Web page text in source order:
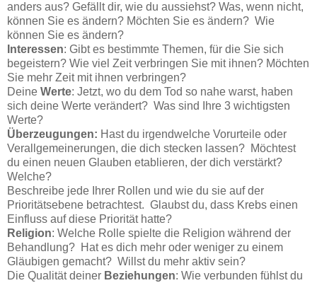
anders aus? Gefällt dir, wie du aussiehst? Was, wenn nicht,
können Sie es ändern? Möchten Sie es ändern? Wie
können Sie es ändern?
Interessen: Gibt es bestimmte Themen, für die Sie sich
begeistern? Wie viel Zeit verbringen Sie mit ihnen? Möchten
Sie mehr Zeit mit ihnen verbringen?
Deine Werte: Jetzt, wo du dem Tod so nahe warst, haben
sich deine Werte verändert? Was sind Ihre 3 wichtigsten
Werte?
Überzeugungen: Hast du irgendwelche Vorurteile oder
Verallgemeinerungen, die dich stecken lassen? Möchtest
du einen neuen Glauben etablieren, der dich verstärkt?
Welche?
Beschreibe jede Ihrer Rollen und wie du sie auf der
Prioritätsebene betrachtest. Glaubst du, dass Krebs einen
Einfluss auf diese Priorität hatte?
Religion: Welche Rolle spielte die Religion während der
Behandlung? Hat es dich mehr oder weniger zu einem
Gläubigen gemacht? Willst du mehr aktiv sein?
Die Qualität deiner Beziehungen: Wie verbunden fühlst du